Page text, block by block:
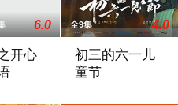
主干，原是重案组督察，在
6.0
开心
全9集 4.0
初三的六一儿
童节